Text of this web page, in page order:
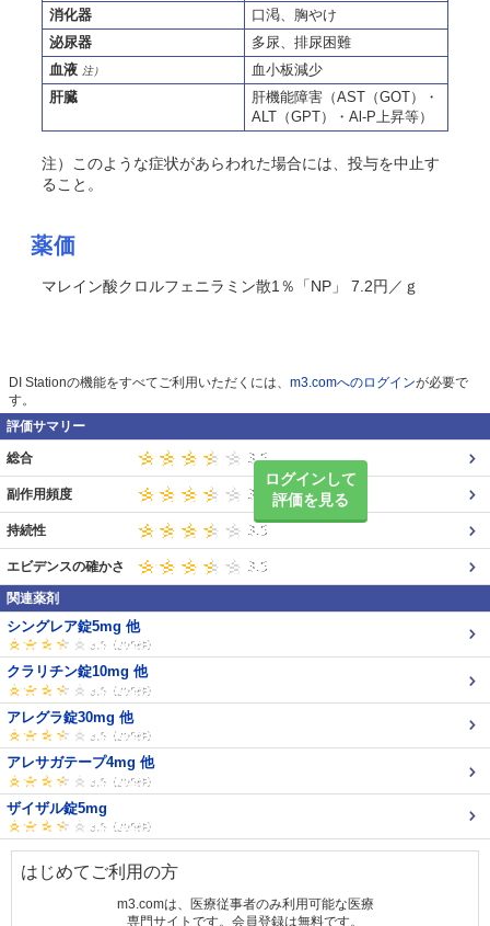
消化器
口渇、胸やけ
泌尿器
多尿、排尿困難
血液 注）
血小板減少
肝臓
肝機能障害（AST（GOT）・
ALT（GPT）・Al-P上昇等）
注）このような症状があらわれた場合には、投与を中止す
ること。
薬価
マレイン酸クロルフェニラミン散1％「NP」 7.2円／ｇ
DI Stationの機能をすべてご利用いただくには、 m3.comへのログインが必要で
す。
評価サマリー
ログインして
評価を見る
総合
副作用頻度
持続性
エビデンスの確かさ
関連薬剤
シングレア錠5mg 他
クラリチン錠10mg 他
アレグラ錠30mg 他
アレサガテープ4mg 他
ザイザル錠5mg
はじめてご利用の方
m3.comは、医療従事者のみ利用可能な医療
専門サイトです。会員登録は無料です。